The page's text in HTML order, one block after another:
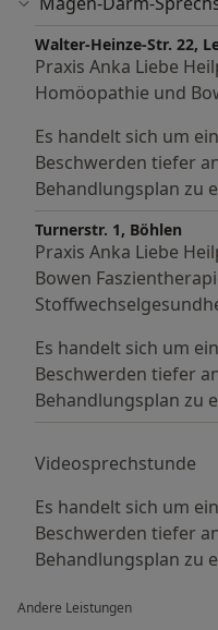
Walter-Heinze-Str. 22,
Praxis Anka Liebe
Homöopathie und
Es handelt sich um
Beschwerden tiefer
Behandlungsplan zu
Turnerstr. 1, Böhlen
Praxis Anka Liebe
Bowen
Es handelt sich um
Beschwerden tiefer
Behandlungsplan zu
Videosprechstunde
Es handelt sich um
Beschwerden tiefer
Behandlungsplan zu
Andere Leistungen